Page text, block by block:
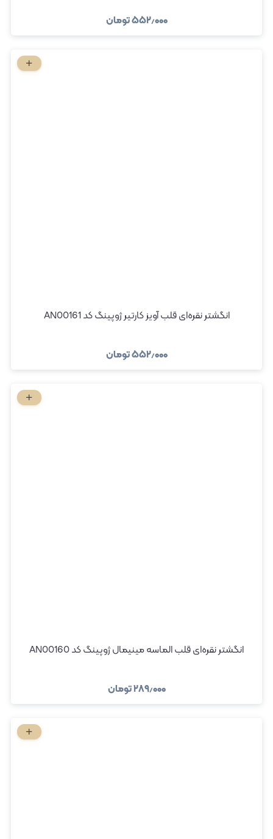
۵۵۲٫۰۰۰تومان
انگشتر نقره‌ای قلب آویز کارتیر ژوپینگ کد AN00161
۵۵۲٫۰۰۰تومان
انگشتر نقره‌ای قلب الماسه مینیمال ژوپینگ کد AN00160
۲۸۹٫۰۰۰تومان